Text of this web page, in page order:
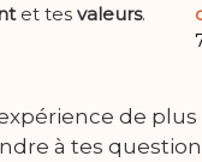
et tes valeurs.
de
à tes